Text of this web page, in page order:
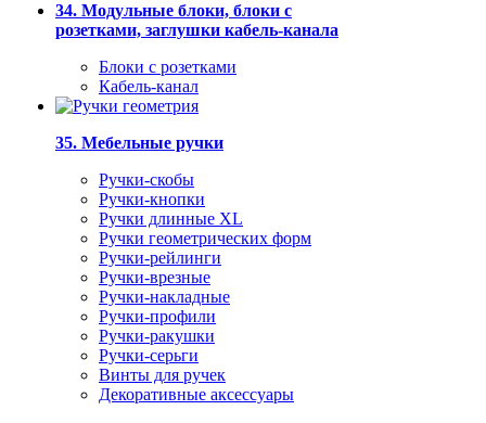
34. Модульные блоки, блоки с
розетками, заглушки кабель-канала
Блоки с розетками
Кабель-канал
35. Мебельные ручки
Ручки-скобы
Ручки-кнопки
Ручки длинные XL
Ручки геометрических форм
Ручки-рейлинги
Ручки-врезные
Ручки-накладные
Ручки-профили
Ручки-ракушки
Ручки-серьги
Винты для ручек
Декоративные аксессуары